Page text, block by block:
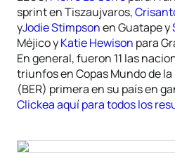
sprint en Tiszaujvaros,
yJodie Stimpsonen Guatape y
Méjico yKatie Hewison para
En general, fueron 11 las
triunfos en Copas Mundo de
(BER) primera en su país en
Clickea aquí para todos los